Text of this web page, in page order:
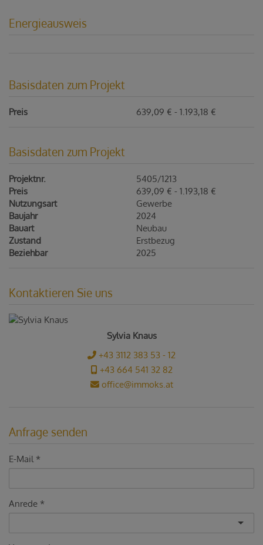
Energieausweis
Basisdaten zum Projekt
Preis 639,09 € - 1.193,18 €
Basisdaten zum Projekt
Projektnr.
5405/1213
Preis
639,09 € - 1.193,18 €
Nutzungsart
Gewerbe
Baujahr
2024
Bauart
Neubau
Zustand
Erstbezug
Beziehbar
2025
Kontaktieren Sie uns
Sylvia Knaus
+43 3112 383 53 - 12
+43 664 541 32 82
office@immoks.at
Anfrage senden
E-Mail
Anrede